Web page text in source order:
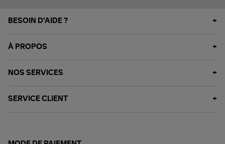
BESOIN D'AIDE ?
À PROPOS
NOS SERVICES
SERVICE CLIENT